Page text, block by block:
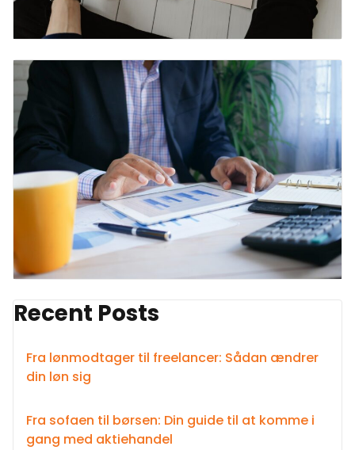
Recent Posts
Fra lønmodtager til freelancer: Sådan ændrer
din løn sig
Fra sofaen til børsen: Din guide til at komme i
gang med aktiehandel